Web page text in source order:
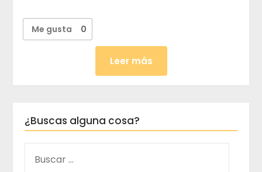
Me gusta 0
Leer más
¿Buscas alguna cosa?